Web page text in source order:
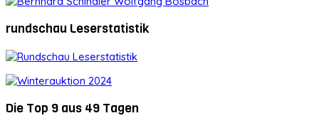
rundschau Leserstatistik
Die Top 9 aus 49 Tagen